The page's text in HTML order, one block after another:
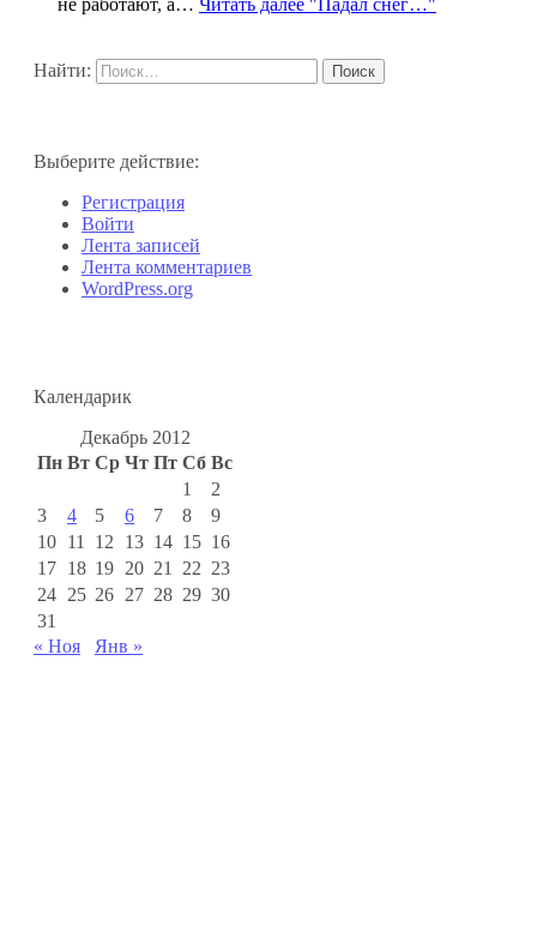
Найти:
Выберите действие:
Регистрация
Войти
Лента записей
Лента комментариев
WordPress.org
Календарик
Декабрь 2012
Пн Вт Ср Чт Пт Сб Вс
1
2
3
4 5 6 7 8
9
10 11 12 13 14 15 16
17 18 19 20 21 22 23
24 25 26 27 28 29 30
31
« Ноя
Янв »